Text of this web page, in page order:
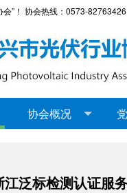
会”！ 协会热线：0573-82763426
协会概况
江泛标检测认证服